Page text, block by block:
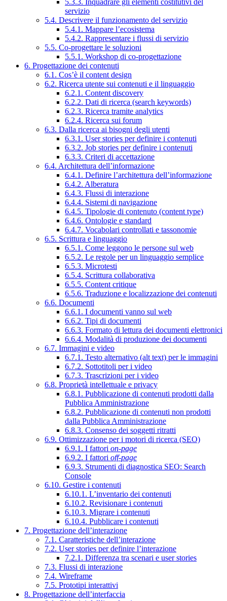
servizio
5.4. Descrivere il funzionamento del servizio
5.4.1. Mappare l’ecosistema
5.4.2. Rappresentare i flussi di servizio
5.5. Co-progettare le soluzioni
5.5.1. Workshop di co-progettazione
6. Progettazione dei contenuti
6.1. Cos’è il content design
6.2. Ricerca utente sui contenuti e il linguaggio
6.2.1. Content discovery
6.2.2. Dati di ricerca (search keywords)
6.2.3. Ricerca tramite analytics
6.2.4. Ricerca sui forum
6.3. Dalla ricerca ai bisogni degli utenti
6.3.1. User stories per definire i contenuti
6.3.2. Job stories per definire i contenuti
6.3.3. Criteri di accettazione
6.4. Architettura dell’informazione
6.4.1. Definire l’architettura dell’informazione
6.4.2. Alberatura
6.4.3. Flussi di interazione
6.4.4. Sistemi di navigazione
6.4.5. Tipologie di contenuto (content type)
6.4.6. Ontologie e standard
6.4.7. Vocabolari controllati e tassonomie
6.5. Scrittura e linguaggio
6.5.1. Come leggono le persone sul web
6.5.2. Le regole per un linguaggio semplice
6.5.3. Microtesti
6.5.4. Scrittura collaborativa
6.5.5. Content critique
6.5.6. Traduzione e localizzazione dei contenuti
6.6. Documenti
6.6.1. I documenti vanno sul web
6.6.2. Tipi di documenti
6.6.3. Formato di lettura dei documenti elettronici
6.6.4. Modalità di produzione dei documenti
6.7. Immagini e video
6.7.1. Testo alternativo (alt text) per le immagini
6.7.2. Sottotitoli per i video
6.7.3. Trascrizioni per i video
6.8. Proprietà intellettuale e privacy
6.8.1. Pubblicazione di contenuti prodotti dalla
Pubblica Amministrazione
6.8.2. Pubblicazione di contenuti non prodotti
dalla Pubblica Amministrazione
6.8.3. Consenso dei soggetti ritratti
6.9. Ottimizzazione per i motori di ricerca (SEO)
6.9.1. I fattori on-page
6.9.2. I fattori off-page
6.9.3. Strumenti di diagnostica SEO: Search
Console
6.10. Gestire i contenuti
6.10.1. L’inventario dei contenuti
6.10.2. Revisionare i contenuti
6.10.3. Migrare i contenuti
6.10.4. Pubblicare i contenuti
7. Progettazione dell’interazione
7.1. Caratteristiche dell’interazione
7.2. User stories per definire l’interazione
7.2.1. Differenza tra scenari e user stories
7.3. Flussi di interazione
7.4. Wireframe
7.5. Prototipi interattivi
8. Progettazione dell’interfaccia